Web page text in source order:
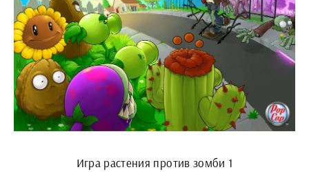
Игра растения против зомби 1